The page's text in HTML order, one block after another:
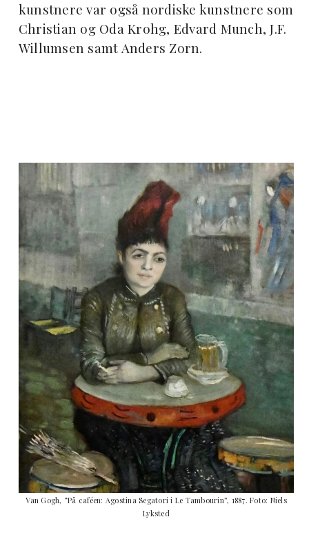
kunstnere var også nordiske kunstnere som
Christian og Oda Krohg, Edvard Munch, J.F.
Willumsen samt Anders Zorn.
Van Gogh, “På caféen: Agostina Segatori i Le Tambourin”, 1887. Foto: Niels
Lyksted